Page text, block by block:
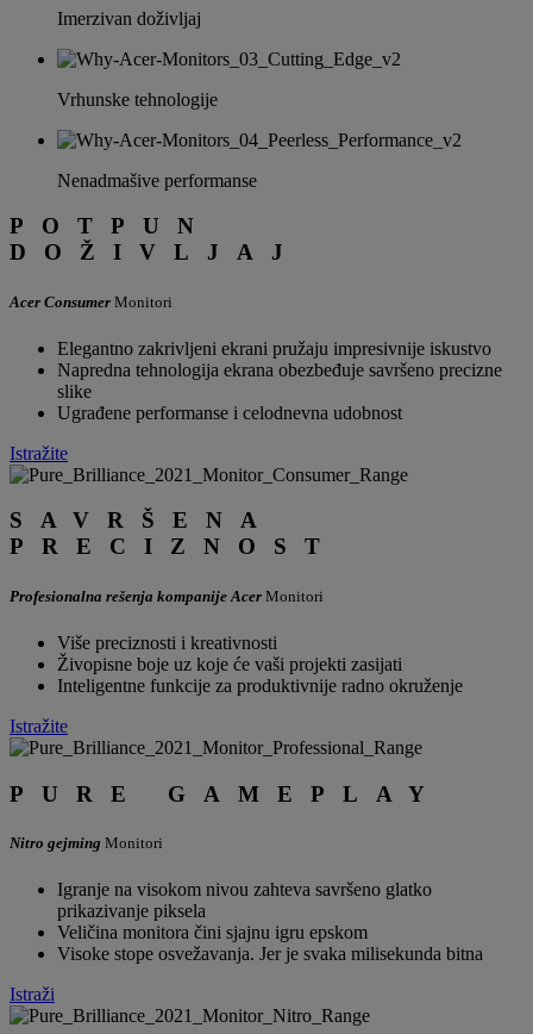
Imerzivan doživljaj
Vrhunske tehnologije
Nenadmašive performanse
POTPUN
DOŽIVLJAJ
Acer Consumer Monitori
Elegantno zakrivljeni ekrani pružaju impresivnije iskustvo
Napredna tehnologija ekrana obezbeđuje savršeno precizne
slike
Ugrađene performanse i celodnevna udobnost
Istražite
SAVRŠENA
PRECIZNOST
Profesionalna rešenja kompanije Acer Monitori
Više preciznosti i kreativnosti
Živopisne boje uz koje će vaši projekti zasijati
Inteligentne funkcije za produktivnije radno okruženje
Istražite
PURE GAMEPLAY
Nitro gejming Monitori
Igranje na visokom nivou zahteva savršeno glatko
prikazivanje piksela
Veličina monitora čini sjajnu igru epskom
Visoke stope osvežavanja. Jer je svaka milisekunda bitna
Istraži